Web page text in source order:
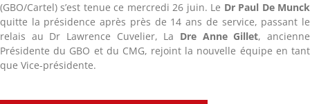
(GBO/Cartel) s’est tenue ce mercredi 26 juin. Le Dr Paul De Munck
quitte la présidence après près de 14 ans de service, passant le
relais au Dr Lawrence Cuvelier, La Dre Anne Gillet, ancienne
Présidente du GBO et du CMG, rejoint la nouvelle équipe en tant
que Vice-présidente.